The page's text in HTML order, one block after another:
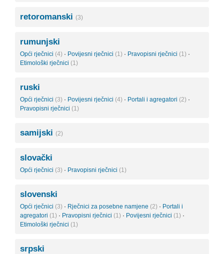
retoromanski (3)
rumunjski
Opći rječnici (4) · Povijesni rječnici (1) · Pravopisni rječnici (1) ·
Etimološki rječnici (1)
ruski
Opći rječnici (3) · Povijesni rječnici (4) · Portali i agregatori (2) ·
Pravopisni rječnici (1)
samijski (2)
slovački
Opći rječnici (3) · Pravopisni rječnici (1)
slovenski
Opći rječnici (3) · Rječnici za posebne namjene (2) · Portali i
agregatori (1) · Pravopisni rječnici (1) · Povijesni rječnici (1) ·
Etimološki rječnici (1)
srpski